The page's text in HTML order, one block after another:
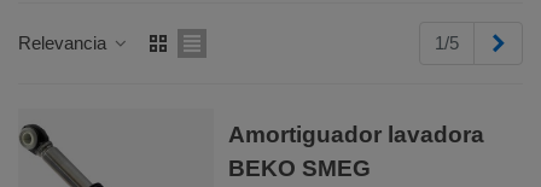
Relevancia 1/5
Amortiguador lavadora
BEKO SMEG